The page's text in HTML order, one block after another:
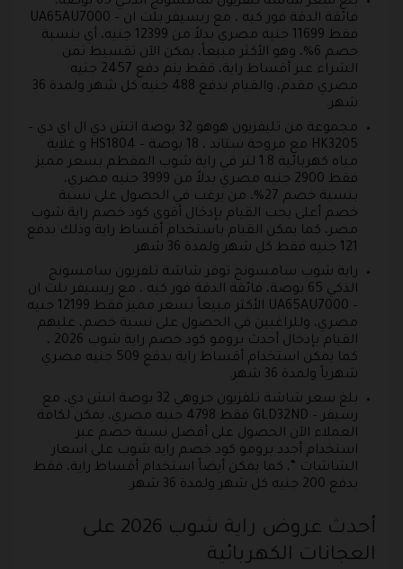
فائقة الدقة فور كيه ، مع ريسيفر بلت ان – UA65AU7000
فقط 11699 جنيه مصري بدلاً من 12399 جنيه، أي بنسبة
خصم 6%، وهو الأكثر مبيعاً، يمكن الآن تقسيط ثمن
الشراء عبر أقساط راية، فقط يتم دفع 2457 جنيه
مصري مقدم، والقيام بدفع 488 جنيه كل شهر ولمدة 36
شهر.
مجموعة من تليفزيون هوهو 32 بوصة اتش دي ال اي دي –
HK3205 مع مروحة ستاند ، 18 بوصة – HS1804 و غلاية
مياه كهربائية 1.8 لتر في راية شوب المقطم بسعر مميز
فقط 2900 جنيه مصري بدلاً من 3999 جنيه مصري،
بنسبة خصم 27%، من يرغب في الحصول على نسبة
خصم أعلى يجب القيام بإدخال أقوى كود خصم راية شوب
مصر، كما يمكن القيام باستخدام أقساط راية وذلك بدفع
121 جنيه فقط كل شهر ولمدة 36 شهر.
راية شوب سامسونج توفر شاشة تلفزيون سامسونج
الذكي 65 بوصة، فائقة الدقة فور كيه ، مع ريسيفر بلت ان
– UA65AU7000 الأكثر مبيعاً بسعر مميز فقط 12199 جنيه
مصري، وللراغبين في الحصول على نسبة خصم، عليهم
القيام بإدخال أحدث برومو كود خصم راية شوب 2026 ،
كما يمكن استخدام أقساط راية بدفع 509 جنيه مصري
شهرياً ولمدة 36 شهر.
بلغ سعر شاشة تلفزيون جروهي 32 بوصة اتش دي، مع
رسيفر – GLD32ND فقط 4798 جنيه مصري، يمكن لكافة
العملاء الآن الحصول على أفضل نسبة خصم عبر
استخدام أجدد برومو كود خصم راية شوب على اسعار
الشاشات “، كما يمكن أيضاً استخدام أقساط راية، فقط
بدفع 200 جنيه كل شهر ولمدة 36 شهر.
أحدث عروض راية شوب 2026 على
العجانات الكهربائية